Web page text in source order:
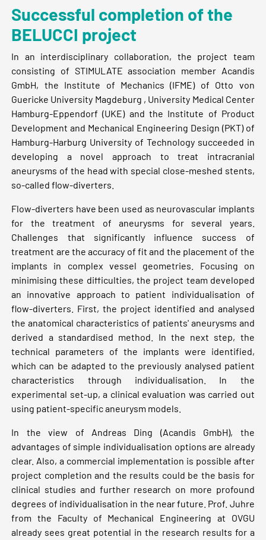
Successful completion of the
BELUCCI project
In an interdisciplinary collaboration, the project team
consisting of STIMULATE association member Acandis
GmbH, the Institute of Mechanics (IFME) of Otto von
Guericke University Magdeburg , University Medical Center
Hamburg-Eppendorf (UKE) and the Institute of Product
Development and Mechanical Engineering Design (PKT) of
Hamburg-Harburg University of Technology succeeded in
developing a novel approach to treat intracranial
aneurysms of the head with special close-meshed stents,
so-called flow-diverters.
Flow-diverters have been used as neurovascular implants
for the treatment of aneurysms for several years.
Challenges that significantly influence success of
treatment are the accuracy of fit and the placement of the
implants in complex vessel geometries. Focusing on
minimising these difficulties, the project team developed
an innovative approach to patient individualisation of
flow-diverters. First, the project identified and analysed
the anatomical characteristics of patients' aneurysms and
derived a standardised method. In the next step, the
technical parameters of the implants were identified,
which can be adapted to the previously analysed patient
characteristics through individualisation. In the
experimental set-up, a clinical evaluation was carried out
using patient-specific aneurysm models.
In the view of Andreas Ding (Acandis GmbH), the
advantages of simple individualisation options are already
clear. Also, a commercial implementation is possible after
project completion and the results could be the basis for
clinical studies and further research on more profound
degrees of individualisation in the near future. Prof. Juhre
from the Faculty of Mechanical Engineering at OVGU
already sees great potential in the research results for a